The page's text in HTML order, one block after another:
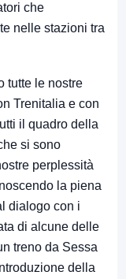
che
nelle stazioni tra
tutte le nostre
Trenitalia e con
il quadro della
si sono
perplessità
la piena
dialogo con i
di alcune delle
treno da Sessa
della